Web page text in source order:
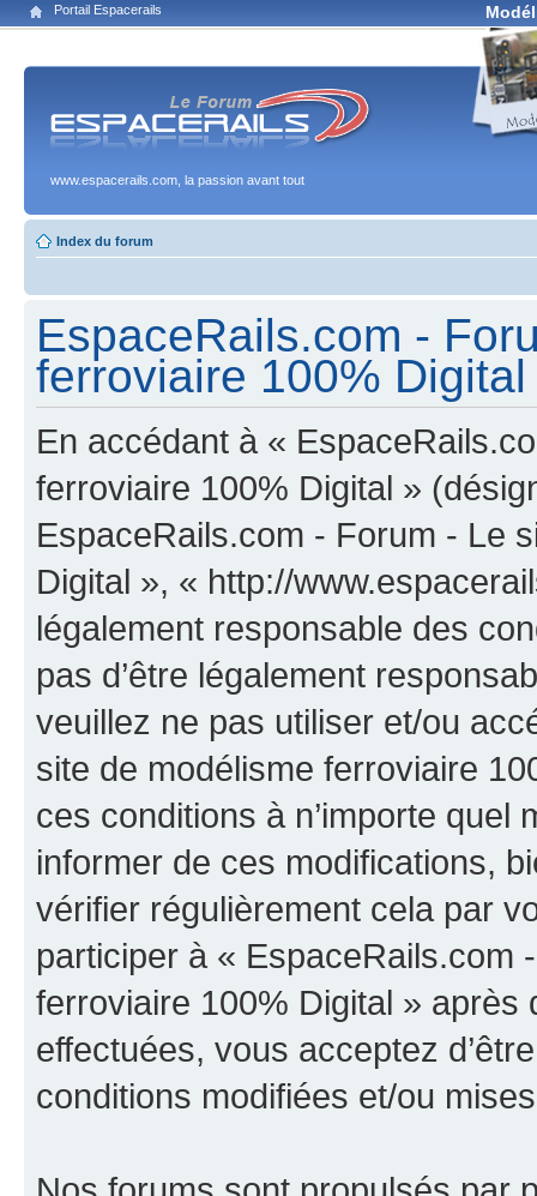
Portail Espacerails
www.espacerails.com, la passion avant tout
Index du forum
EspaceRails.com -
ferroviaire 100%
En accédant à «
ferroviaire 100% Digital »
EspaceRails.com - Forum - Le
Digital », « http://
légalement responsable des
pas d’être légalement
veuillez ne pas utiliser et/ou
site de modélisme ferroviaire
ces conditions à n’importe
informer de ces modifications,
vérifier régulièrement cela par
participer à « EspaceRails.com
ferroviaire 100% Digital » après
effectuées, vous acceptez
conditions modifiées et/ou